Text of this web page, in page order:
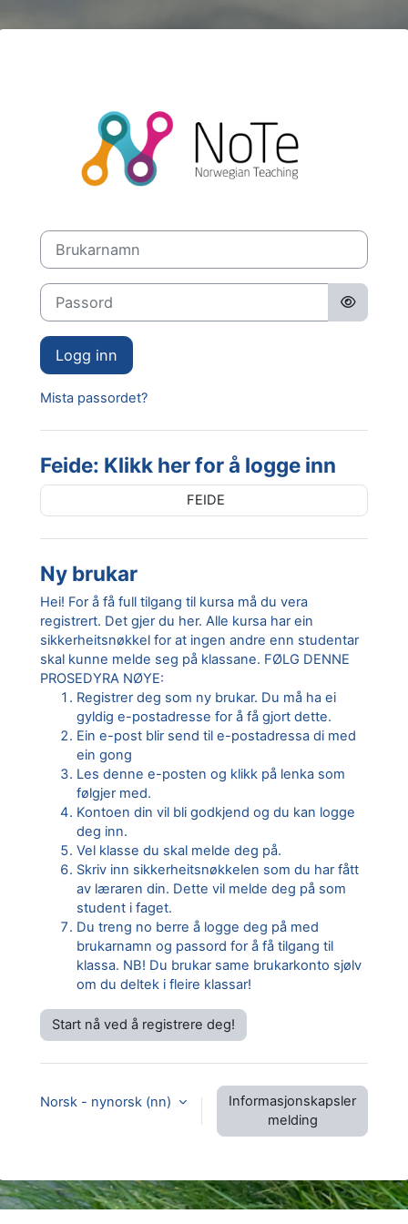
Brukarnamn
Passord
Logg inn
Mista passordet?
Feide: Klikk her for å logge inn
FEIDE
Ny brukar
Hei! For å få full tilgang til kursa må du vera
registrert. Det gjer du her. Alle kursa har ein
sikkerheitsnøkkel for at ingen andre enn studentar
skal kunne melde seg på klassane. FØLG DENNE
PROSEDYRA NØYE:
Registrer deg som ny brukar. Du må ha ei
gyldig e-postadresse for å få gjort dette.
Ein e-post blir send til e-postadressa di med
ein gong
Les denne e-posten og klikk på lenka som
følgjer med.
Kontoen din vil bli godkjend og du kan logge
deg inn.
Vel klasse du skal melde deg på.
Skriv inn sikkerheitsnøkkelen som du har fått
av læraren din. Dette vil melde deg på som
student i faget.
Du treng no berre å logge deg på med
brukarnamn og passord for å få tilgang til
klassa. NB! Du brukar same brukarkonto sjølv
om du deltek i fleire klassar!
Start nå ved å registrere deg!
Norsk - nynorsk ‎(nn)‎
Informasjonskapsler
melding